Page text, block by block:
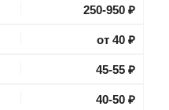
250-950 ₽
от 40 ₽
45-55 ₽
40-50 ₽